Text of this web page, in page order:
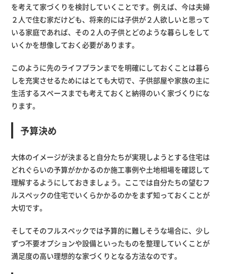
を考えて家づくりを検討していくことです。例えば、今は夫婦
２人で住む家だけども、将来的には子供が２人欲しいと思って
いる家庭であれば、その２人の子供とどのような暮らしをして
いくかを想像しておく必要があります。
このように先のライフプランまでを明確にしておくことは暮ら
しを充実させるためにはとても大切で、子供部屋や家族の主に
生活するスペースまでも考えておくと納得のいく家づくりにな
ります。
予算決め
大体のイメージが決まると自分たちが実現しようとする住宅は
どれぐらいの予算がかかるのか施工事例や土地相場を確認して
理解するようにしておきましょう。ここでは自分たちの望むフ
ルスペックの住宅でいくらかかるのかをまず知っておくことが
大切です。
そしてそのフルスペックでは予算的に難しそうな場合に、少し
ずつ不要オプションや設備といったものを整理していくことが
満足度の高い理想的な家づくりとなる方法なのです。